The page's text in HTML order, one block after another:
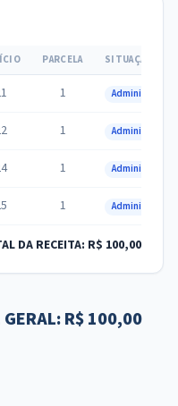
PARCELA SITUAÇÃO
1 Administrativa
1 Administrativa
1 Administrativa
1 Administrativa
DA RECEITA: R$ 100,00
GERAL: R$ 100,00